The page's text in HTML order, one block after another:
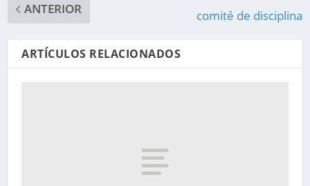
ANTERIOR
comité de disciplina
ARTÍCULOS RELACIONADOS